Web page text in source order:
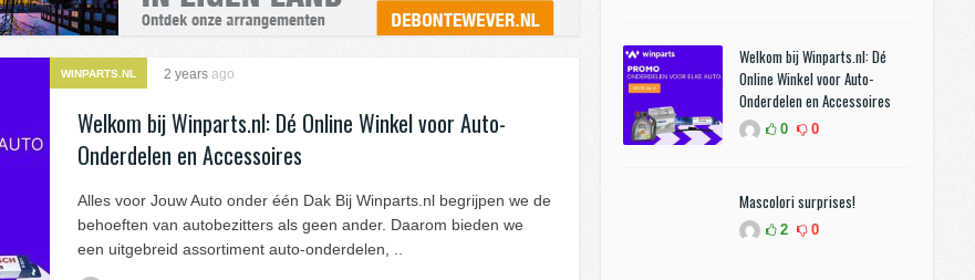
WINPARTS.NL 2 years ago
Welkom bij Winparts.nl: Dé Online Winkel voor Auto-
Onderdelen en Accessoires
Alles voor Jouw Auto onder één Dak Bij Winparts.nl begrijpen we de
behoeften van autobezitters als geen ander. Daarom bieden we
een uitgebreid assortiment auto-onderdelen, ..
Welkom bij Winparts.nl: Dé
Online Winkel voor Auto-
Onderdelen en Accessoires
0 0
Mascolori surprises!
2 0